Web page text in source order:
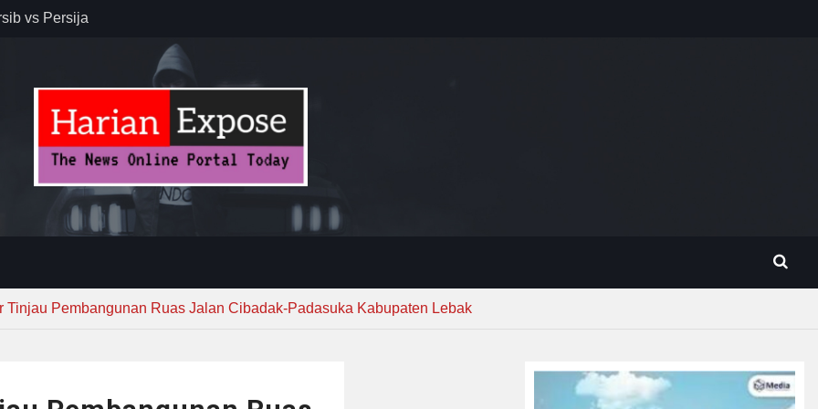
vs Persija
– Banjar
MUI ke
Tinjau Pembangunan Ruas Jalan Cibadak-Padasuka Kabupaten Lebak